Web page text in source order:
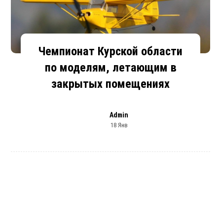
Чемпионат Курской области
по моделям, летающим в
закрытых помещениях
Admin
18 Янв